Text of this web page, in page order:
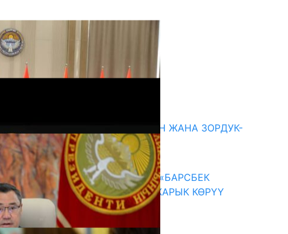
ГЕНДЕРДИК БАСМЫРЛООДОН ЖАНА ЗОРДУК-
ЗОМБУЛУКТАН КОРГОО
07.08.2026
КЫРГЫЗ ТАРЫХЫ ТАСМАДА: «БАРСБЕК
КАГАН» КӨРКӨМ ТАСМАСЫ ЖАРЫК КӨРҮҮ
АЛДЫНДА
07.08.2026